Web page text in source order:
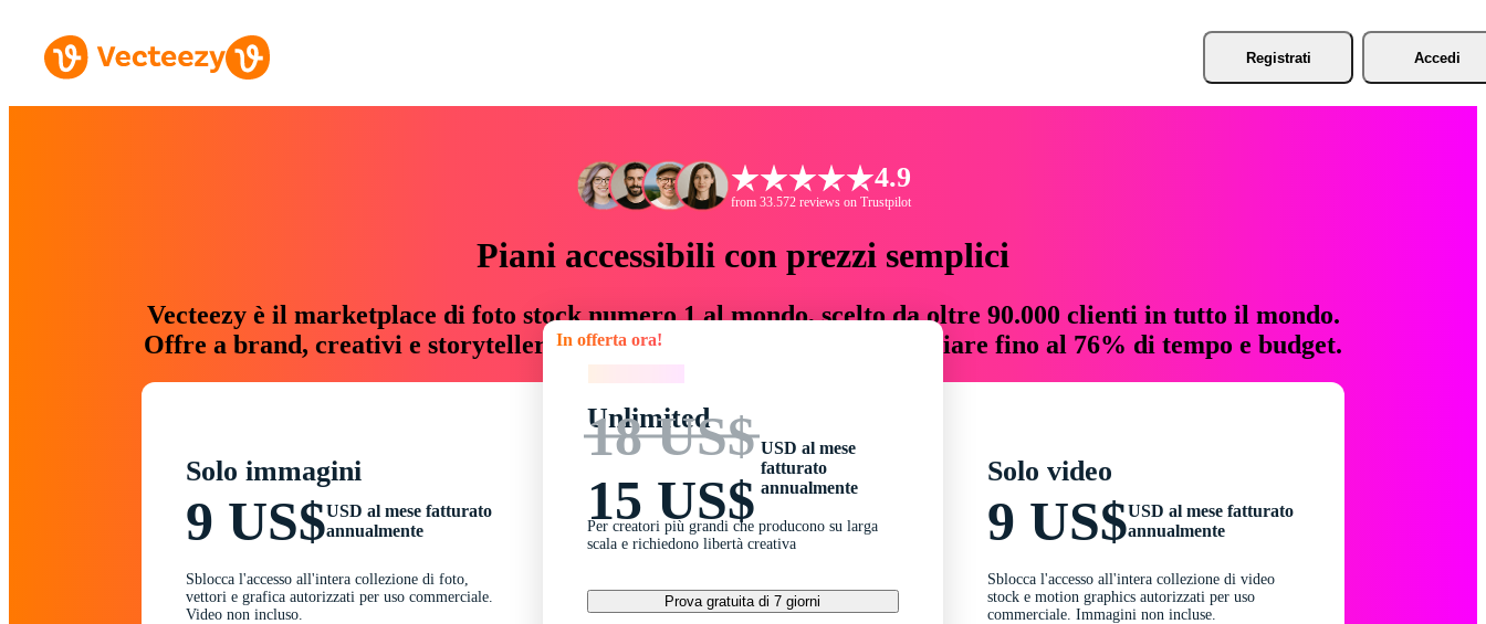
Registrati Accedi
4.9
from 33.572 reviews on Trustpilot
Piani accessibili con prezzi semplici
Vecteezy è il marketplace di foto stock numero 1 al mondo, scelto da oltre 90.000 clienti in tutto il mondo.
Offre a brand, creativi e storyteller risorse creative che fanno risparmiare fino al 76% di tempo e budget.
Solo immagini
9 US$USD al mese fatturato
annualmente
Sblocca l'accesso all'intera collezione di foto,
vettori e grafica autorizzati per uso commerciale.
Video non incluso.
In offerta ora!
Unlimited
18 US$
15 US$
USD al mese
fatturato
annualmente
Per creatori più grandi che producono su larga
scala e richiedono libertà creativa
Prova gratuita di 7 giorni
Solo video
9 US$USD al mese fatturato
annualmente
Sblocca l'accesso all'intera collezione di video
stock e motion graphics autorizzati per uso
commerciale. Immagini non incluse.